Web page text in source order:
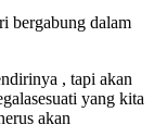
bergabung dalam
, tapi akan
yang kita
akan